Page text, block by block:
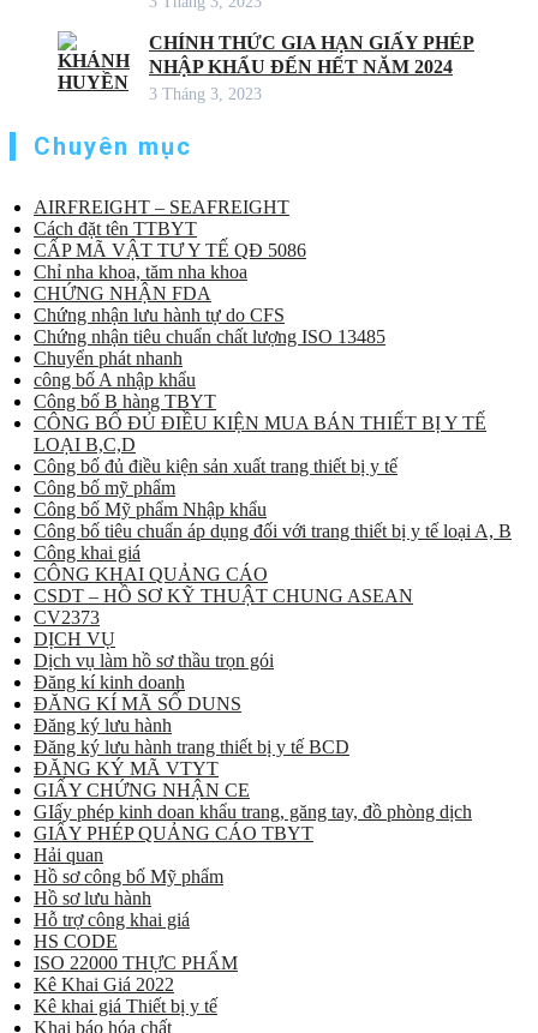
CHÍNH THỨC GIA HẠN GIẤY PHÉP
NHẬP KHẨU ĐẾN HẾT NĂM 2024
3 Tháng 3, 2023
Chuyên mục
AIRFREIGHT – SEAFREIGHT
Cách đặt tên TTBYT
CẤP MÃ VẬT TƯ Y TẾ QĐ 5086
Chỉ nha khoa, tăm nha khoa
CHỨNG NHẬN FDA
Chứng nhận lưu hành tự do CFS
Chứng nhận tiêu chuẩn chất lượng ISO 13485
Chuyển phát nhanh
công bố A nhập khẩu
Công bố B hàng TBYT
CÔNG BỐ ĐỦ ĐIỀU KIỆN MUA BÁN THIẾT BỊ Y TẾ
LOẠI B,C,D
Công bố đủ điều kiện sản xuất trang thiết bị y tế
Công bố mỹ phẩm
Công bố Mỹ phẩm Nhập khẩu
Công bố tiêu chuẩn áp dụng đối với trang thiết bị y tế loại A, B
Công khai giá
CÔNG KHAI QUẢNG CÁO
CSDT – HỒ SƠ KỸ THUẬT CHUNG ASEAN
CV2373
DỊCH VỤ
Dịch vụ làm hồ sơ thầu trọn gói
Đăng kí kinh doanh
ĐĂNG KÍ MÃ SỐ DUNS
Đăng ký lưu hành
Đăng ký lưu hành trang thiết bị y tế BCD
ĐĂNG KÝ MÃ VTYT
GIẤY CHỨNG NHẬN CE
GIấy phép kinh doan khẩu trang, găng tay, đồ phòng dịch
GIẤY PHÉP QUẢNG CÁO TBYT
Hải quan
Hồ sơ công bố Mỹ phẩm
Hồ sơ lưu hành
Hỗ trợ công khai giá
HS CODE
ISO 22000 THỰC PHẨM
Kê Khai Giá 2022
Kê khai giá Thiết bị y tế
Khai báo hóa chất